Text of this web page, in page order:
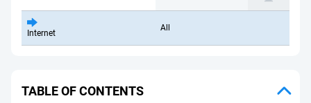
Internet
All
TABLE OF CONTENTS